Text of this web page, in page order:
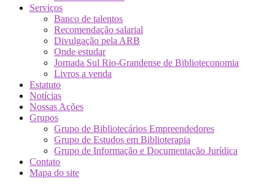
Serviços
Banco de talentos
Recomendação salarial
Divulgação pela ARB
Onde estudar
Jornada Sul Rio-Grandense de Biblioteconomia
Livros a venda
Estatuto
Notícias
Nossas Ações
Grupos
Grupo de Bibliotecários Empreendedores
Grupo de Estudos em Biblioterapia
Grupo de Informação e Documentação Jurídica
Contato
Mapa do site